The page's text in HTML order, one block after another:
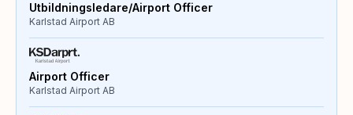
Utbildningsledare/Airport Officer
Karlstad Airport AB
Airport Officer
Karlstad Airport AB